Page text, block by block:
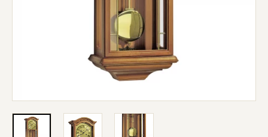
FIRMENGESCHICHTE
SCHWARZWALD